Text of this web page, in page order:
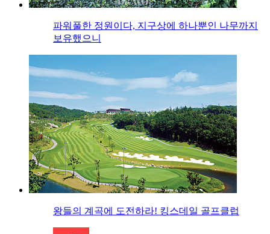
파워풀한 정원이다, 지구상에 하나뿐인 나무까지
보유했으니
왕들의 계곡에 도전하라! 킹스데일 골프클럽